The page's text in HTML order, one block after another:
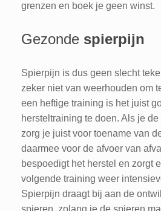
grenzen en boek je geen winst.
Gezonde spierpijn
Spierpijn is dus geen slecht
zeker niet van weerhouden om
een heftige training is het juist
hersteltraining te doen. Als je
zorg je juist voor toename van
daarmee voor de afvoer van
bespoedigt het herstel en zorgt
volgende training weer
Spierpijn draagt bij aan de